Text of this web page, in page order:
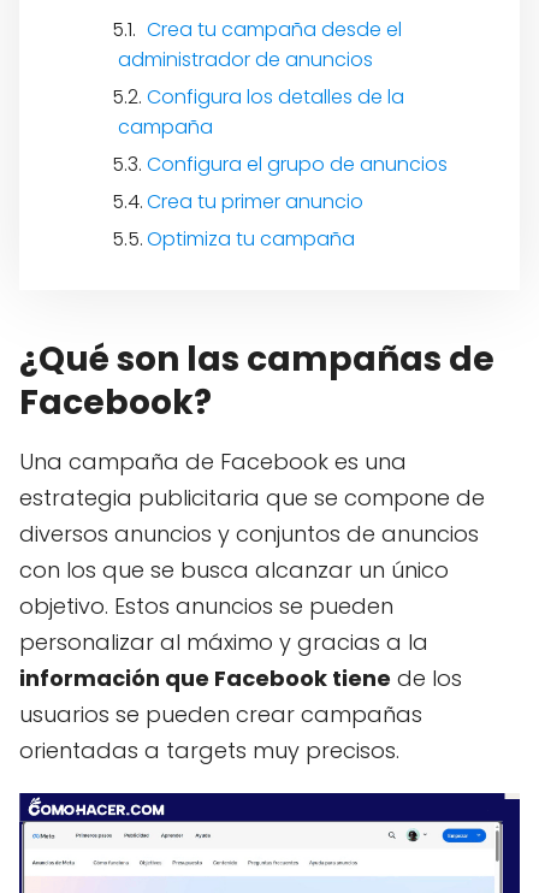
Crea tu campaña desde el
administrador de anuncios
Configura los detalles de la
campaña
Configura el grupo de anuncios
Crea tu primer anuncio
Optimiza tu campaña
¿Qué son las campañas de
Facebook?
Una campaña de Facebook es una
estrategia publicitaria que se compone de
diversos anuncios y conjuntos de anuncios
con los que se busca alcanzar un único
objetivo. Estos anuncios se pueden
personalizar al máximo y gracias a la
información que Facebook tiene de los
usuarios se pueden crear campañas
orientadas a targets muy precisos.